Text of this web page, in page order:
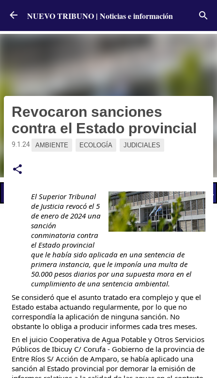
Ir al contenido principal
NUEVO TRIBUNO | Noticias e información
📢 LO ÚLTIMO
Revocaron sanciones
contra el Estado provincial
9.1.24 AMBIENTE ECOLOGÍA JUDICIALES
El Superior Tribunal
de Justicia revocó el 5
de enero de 2024 una
sanción
conminatoria contra
el Estado provincial
que le había sido aplicada en una sentencia de
primera instancia, que le imponía una multa de
50.000 pesos diarios por una supuesta mora en el
cumplimiento de una sentencia ambiental.
Se consideró que el asunto tratado era complejo y que el
Estado estaba actuando regularmente, por lo que no
correspondía la aplicación de ninguna sanción. No
obstante lo obliga a producir informes cada tres meses.
En el juicio Cooperativa de Agua Potable y Otros Servicios
Públicos de Ibicuy C/ Corufa - Gobierno de la provincia de
Entre Ríos S/ Acción de Amparo, se había aplicado una
sanción al Estado provincial por demorar la emisión de